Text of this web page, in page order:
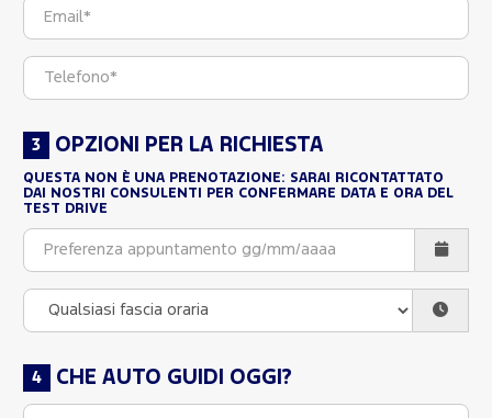
OPZIONI PER LA RICHIESTA
QUESTA NON È UNA PRENOTAZIONE: SARAI RICONTATTATO
DAI NOSTRI CONSULENTI PER CONFERMARE DATA E ORA DEL
TEST DRIVE
CHE AUTO GUIDI OGGI?